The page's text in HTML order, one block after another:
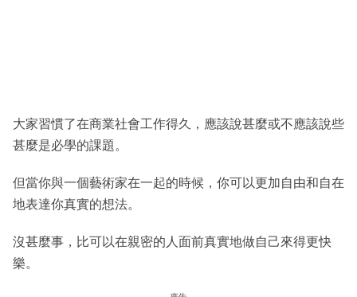
大家習慣了在商業社會工作得久，應該說甚麼或不應該說些
甚麼是必學的課題。
但當你與一個藝術家在一起的時候，你可以更加自由和自在
地表達你真實的想法。
沒甚麼事，比可以在親密的人面前真實地做自己來得更快
樂。